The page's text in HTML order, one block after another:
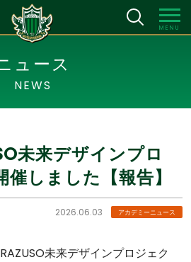
MENU
ュース
NEWS
未来デザインプロ
しました【報告】
2026.06.03 アカデミーニュース
未来デザインプロジェク